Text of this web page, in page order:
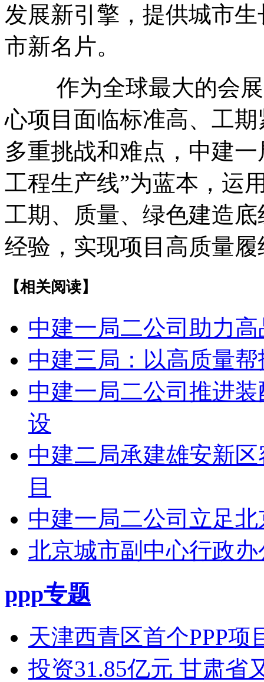
发展新引擎，提供城市
市新名片。
作为全球最大的会展
心项目面临标准高、工
多重挑战和难点，中建
工程生产线”为蓝本，运
工期、质量、绿色建造
经验，实现项目高质量履
【相关阅读】
中建一局二公司助力
中建三局：以高质量
中建一局二公司推进
设
中建二局承建雄安新
目
中建一局二公司立足
北京城市副中心行政
ppp专题
天津西青区首个PPP项
投资31.85亿元 甘肃省